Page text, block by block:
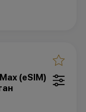
(eSIM)